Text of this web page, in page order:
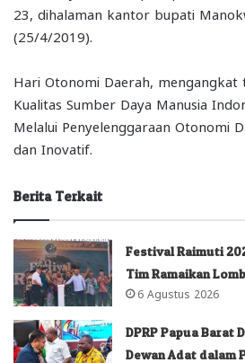
23, dihalaman kantor bupati
(25/4/2019).
Hari Otonomi Daerah, mengangkat
Kualitas Sumber Daya Manusia
Melalui Penyelenggaraan Otonomi
dan Inovatif.
Berita Terkait
Festival Raimuti
Tim Ramaikan
6 Agustus 2026
DPRP Papua Barat
Dewan Adat dalam